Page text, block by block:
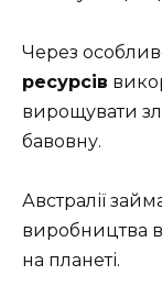
Через
ресурсів
вирощувати
бавовну.
Австралії
виробництва
на планеті.